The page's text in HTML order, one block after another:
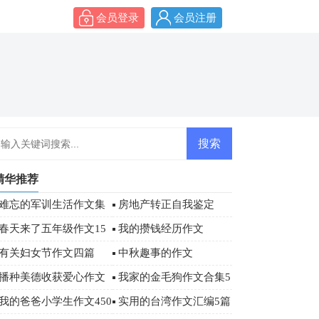
会员登录 会员注册
华推荐
忘的军训生活作文集
6篇
房地产转正自我鉴定
天来了五年级作文15 我的攒钱经历作文
关妇女节作文四篇 中秋趣事的作文
种美德收获爱心作文 我家的金毛狗作文合集5
篇
的爸爸小学生作文450 实用的台湾作文汇编5篇